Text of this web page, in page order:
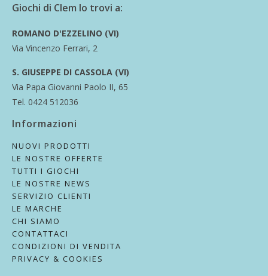
Giochi di Clem lo trovi a:
ROMANO D'EZZELINO (VI)
Via Vincenzo Ferrari, 2
S. GIUSEPPE DI CASSOLA (VI)
Via Papa Giovanni Paolo II, 65
Tel. 0424 512036
Informazioni
NUOVI PRODOTTI
LE NOSTRE OFFERTE
TUTTI I GIOCHI
LE NOSTRE NEWS
SERVIZIO CLIENTI
LE MARCHE
CHI SIAMO
CONTATTACI
CONDIZIONI DI VENDITA
PRIVACY & COOKIES